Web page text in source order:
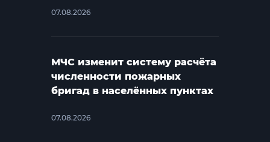
07.08.2026
МЧС изменит систему расчёта
численности пожарных
бригад в населённых пунктах
07.08.2026